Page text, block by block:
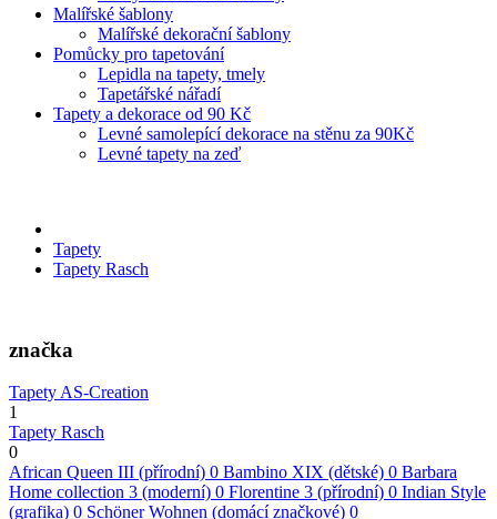
Malířské šablony
Malířské dekorační šablony
Pomůcky pro tapetování
Lepidla na tapety, tmely
Tapetářské nářadí
Tapety a dekorace od 90 Kč
Levné samolepící dekorace na stěnu za 90Kč
Levné tapety na zeď
Tapety
Tapety Rasch
značka
Tapety AS-Creation
1
Tapety Rasch
0
African Queen III (přírodní) 0 Bambino XIX (dětské) 0 Barbara
Home collection 3 (moderní) 0 Florentine 3 (přírodní) 0 Indian Style
(grafika) 0 Schöner Wohnen (domácí značkové) 0